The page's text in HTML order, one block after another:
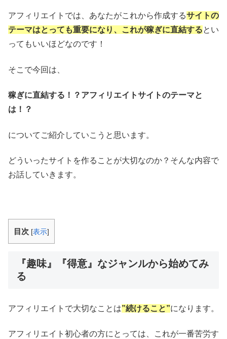
アフィリエイトでは、あなたがこれから作成するサイトの
テーマはとっても重要になり、これが稼ぎに直結するとい
ってもいいほどなのです！
そこで今回は、
稼ぎに直結する！？アフィリエイトサイトのテーマと
は！？
についてご紹介していこうと思います。
どういったサイトを作ることが大切なのか？そんな内容で
お話していきます。
目次 [表示]
『趣味』『得意』なジャンルから始めてみ
る
アフィリエイトで大切なことは”続けること”になります。
アフィリエイト初心者の方にとっては、これが一番苦労す